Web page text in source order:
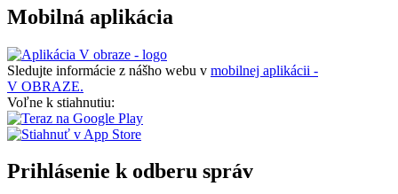
Mobilná aplikácia
Sledujte informácie z nášho webu v mobilnej aplikácii -
V OBRAZE.
Voľne k stiahnutiu:
Prihlásenie k odberu správ